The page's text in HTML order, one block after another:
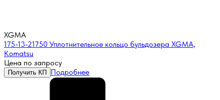
XGMA
175-13-21750 Уплотнительное кольцо бульдозера XGMA,
Komatsu
Цена по запросу
Получить КП Подробнее